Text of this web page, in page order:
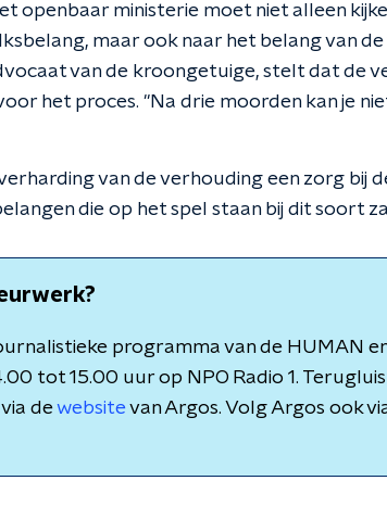
openbaar ministerie moet niet alleen
maar ook naar het belang van de
van de kroongetuige, stelt dat de
het proces. ''Na drie moorden kan je
van de verhouding een zorg bij
die op het spel staan bij dit soort
programma van de HUMAN
tot 15.00 uur op NPO Radio 1.
dewebsitevan Argos. Volg Argos ook